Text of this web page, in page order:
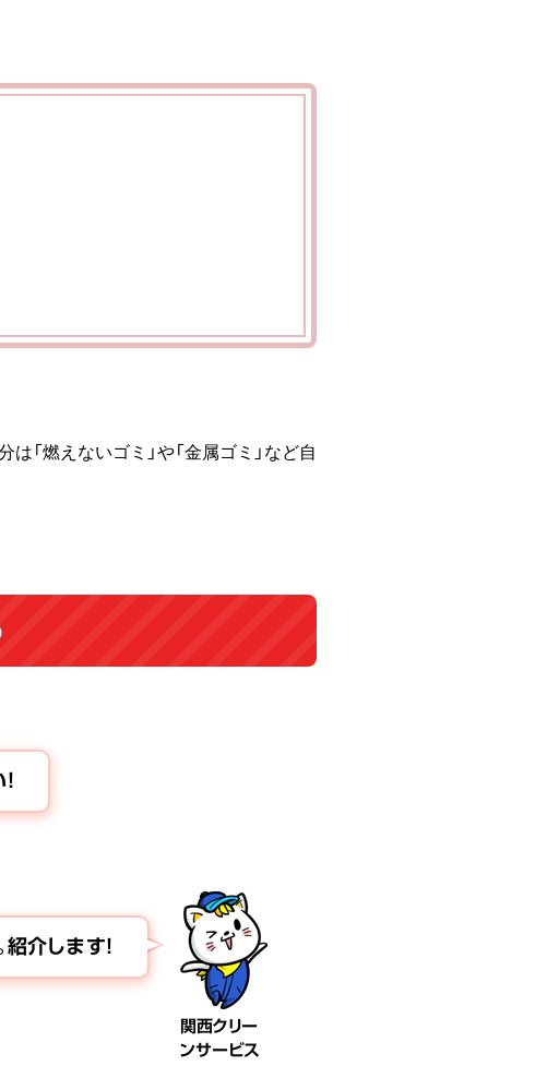
燃えないゴミ」や「金属ゴミ」など自
関西クリー
ンサービス
介します！